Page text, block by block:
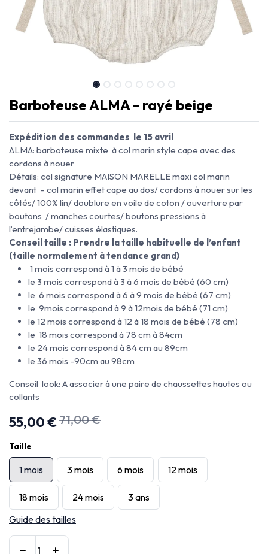
Barboteuse ALMA - rayé beige
Expédition des commandes le 15 avril
ALMA: barboteuse mixte à col marin style cape avec des
cordons à nouer
Détails: col signature MAISON MARELLE maxi col marin
devant – col marin effet cape au dos/ cordons à nouer sur les
côtés/ 100% lin/ doublure en voile de coton / ouverture par
boutons / manches courtes/ boutons pressions à
l’entrejambe/ cuisses élastiques.
Conseil taille : Prendre la taille habituelle de l’enfant
(taille normalement à tendance grand)
1 mois correspond à 1 à 3 mois de bébé
le 3 mois correspond à 3 à 6 mois de bébé (60 cm)
le 6 mois correspond à 6 à 9 mois de bébé (67 cm)
le 9mois correspond à 9 à 12mois de bébé (71 cm)
le 12 mois correspond à 12 à 18 mois de bébé (78 cm)
le 18 mois correspond à 78 cm à 84cm
le 24 mois correspond à 84 cm au 89cm
le 36 mois -90cm au 98cm
Conseil look: A associer à une paire de chaussettes hautes ou
collants
55,00€71,00€
Taille
1 mois 3 mois 6 mois 12 mois
18 mois 24 mois
3 ans
Guide des tailles